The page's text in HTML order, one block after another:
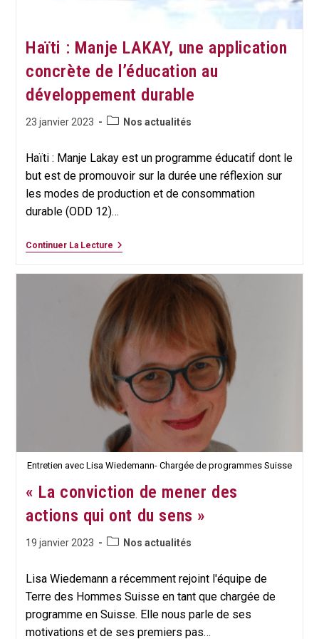
Haïti : Manje LAKAY, une application
concrète de l’éducation au
développement durable
Publication
23 janvier 2023
PostNos actualités
Haïti : Manje Lakay est un programme éducatif dont le
but est de promouvoir sur la durée une réflexion sur
les modes de production et de consommation
durable (ODD 12)…
Continuer La LectureHaïti
LAKAY,
Une
Application
Concrète
De
L’éducation
Au
Développement
Durable
Entretien avec Lisa Wiedemann- Chargée de programmes Suisse
« La conviction de mener des
actions qui ont du sens »
Publication
19 janvier 2023
PostNos actualités
Lisa Wiedemann a récemment rejoint l'équipe de
Terre des Hommes Suisse en tant que chargée de
programme en Suisse. Elle nous parle de ses
motivations et de ses premiers pas…